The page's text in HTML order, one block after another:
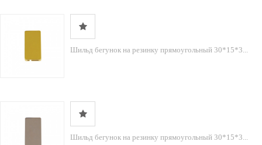
Шильд бегунок на резинку прямоугольный 30*15*3...
Шильд бегунок на резинку прямоугольный 30*15*3...